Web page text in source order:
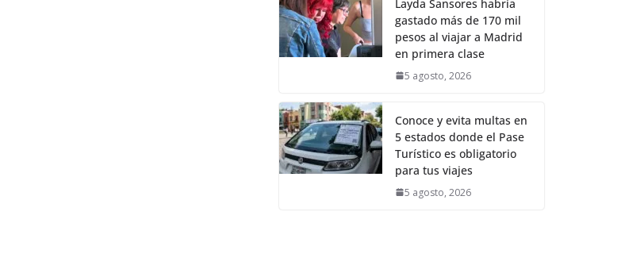
Layda Sansores habría
gastado más de 170 mil
pesos al viajar a Madrid
en primera clase
5 agosto, 2026
Conoce y evita multas en
5 estados donde el Pase
Turístico es obligatorio
para tus viajes
5 agosto, 2026